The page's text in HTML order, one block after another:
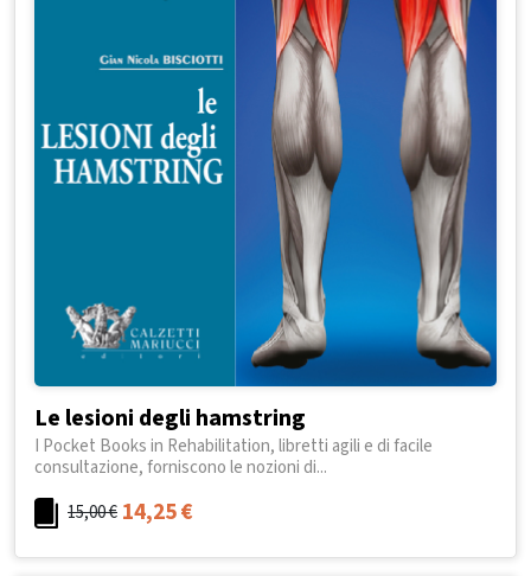
Le lesioni degli hamstring
I Pocket Books in Rehabilitation, libretti agili e di facile
consultazione, forniscono le nozioni di...
15,00€ 14,25€